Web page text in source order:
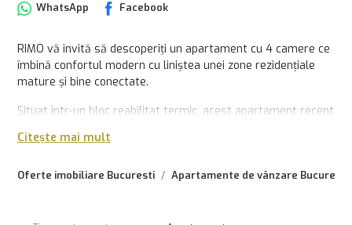
Oferte imobiliare Bucuresti Apartamente de vânzare Bucuresti
WhatsApp Facebook
RIMO vă invită să descoperiți un apartament cu 4 camere ce
îmbină confortul modern cu liniștea unei zone rezidențiale
mature și bine conectate.
Situat într-un bloc reabilitat termic, acest apartament recent
inteligent adaptat stilului de viață contemporan. Suprafața
oferi intimitate și spațiu fiecărui membru al familiei, iar cele
Citește mai mult